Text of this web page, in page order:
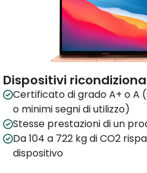
Dispositivi
Certificato di grado A+ o A
o minimi segni di utilizzo)
Stesse prestazioni di un
Da 104 a 722 kg di CO2
dispositivo